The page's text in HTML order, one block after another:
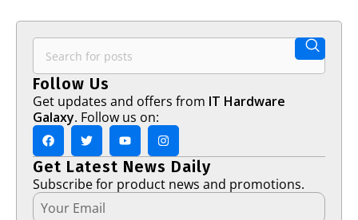
Follow Us
Get updates and offers from IT Hardware
Galaxy. Follow us on:
Get Latest News Daily
Subscribe for product news and promotions.